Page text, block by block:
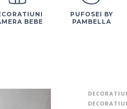
BEBE
PUFOSEI BY
PAMBELLA